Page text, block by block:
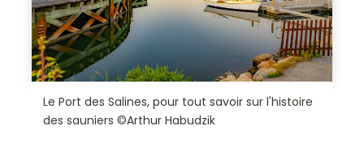
Le Port des Salines, pour tout savoir sur l'histoire
des sauniers ©Arthur Habudzik